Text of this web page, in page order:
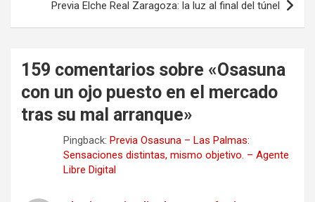
Previa Elche Real Zaragoza: la luz al final del túnel
159 comentarios sobre «Osasuna
con un ojo puesto en el mercado
tras su mal arranque»
Pingback: Previa Osasuna – Las Palmas:
Sensaciones distintas, mismo objetivo. – Agente
Libre Digital